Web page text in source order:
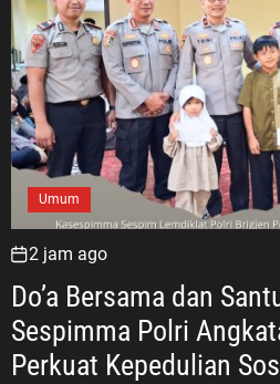
Umum
2 jam ago
Do’a Bersama dan
Sespimma Polri
Perkuat Kepedulian